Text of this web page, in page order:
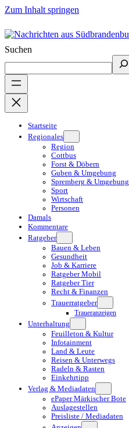
Zum Inhalt springen
Suchen
Startseite
Regionales
Region
Cottbus
Forst & Döbern
Guben & Umgebung
Spremberg & Umgebung
Sport
Wirtschaft
Personen
Damals
Kommentare
Ratgeber
Bauen & Leben
Gesundheit
Job & Karriere
Ratgeber Mobil
Ratgeber Tier
Recht & Finanzen
Trauerratgeber
Traueranzeigen
Unterhaltung
Feuilleton & Kultur
Infotainment
Land & Leute
Reisen & Unterwegs
Radeln & Rasten
Einkehrtipp
Verlag & Mediadaten
ePaper Märkischer Bote
Auslagestellen
Preisliste / Mediadaten